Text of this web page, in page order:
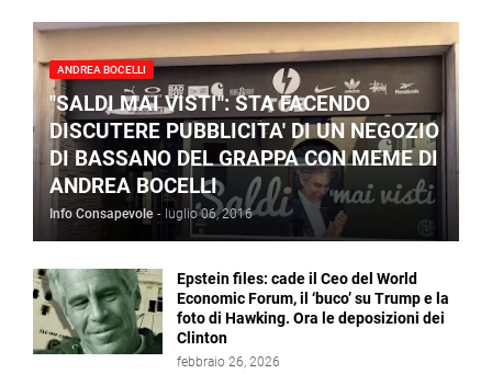
ANDREA BOCELLI
"SALDI MAI VISTI": STA FACENDO
DISCUTERE PUBBLICITA' DI UN NEGOZIO
DI BASSANO DEL GRAPPA CON MEME DI
ANDREA BOCELLI
Info Consapevole - luglio 06, 2016
Epstein files: cade il Ceo del World
Economic Forum, il ‘buco’ su Trump e la
foto di Hawking. Ora le deposizioni dei
Clinton
febbraio 26, 2026